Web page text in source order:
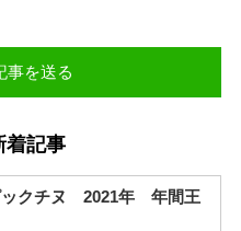
事を送る
着記事
ックチヌ 2021年 年間王